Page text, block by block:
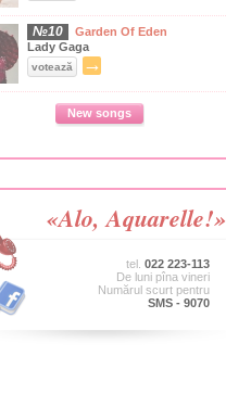
№10
Garden Of Eden
Lady Gaga
votează →
New songs
«Alo, Aquarelle!»
tel. 022 223-113
De luni pîna vineri
Numărul scurt pentru
SMS - 9070